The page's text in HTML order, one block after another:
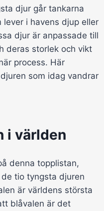
djur går tankarna
i havens djup eller
djur är anpassade till
deras storlek och vikt
process. Här
som idag vandrar
i världen
denna topplistan,
tio tyngsta djuren
är världens största
blåvalen är det